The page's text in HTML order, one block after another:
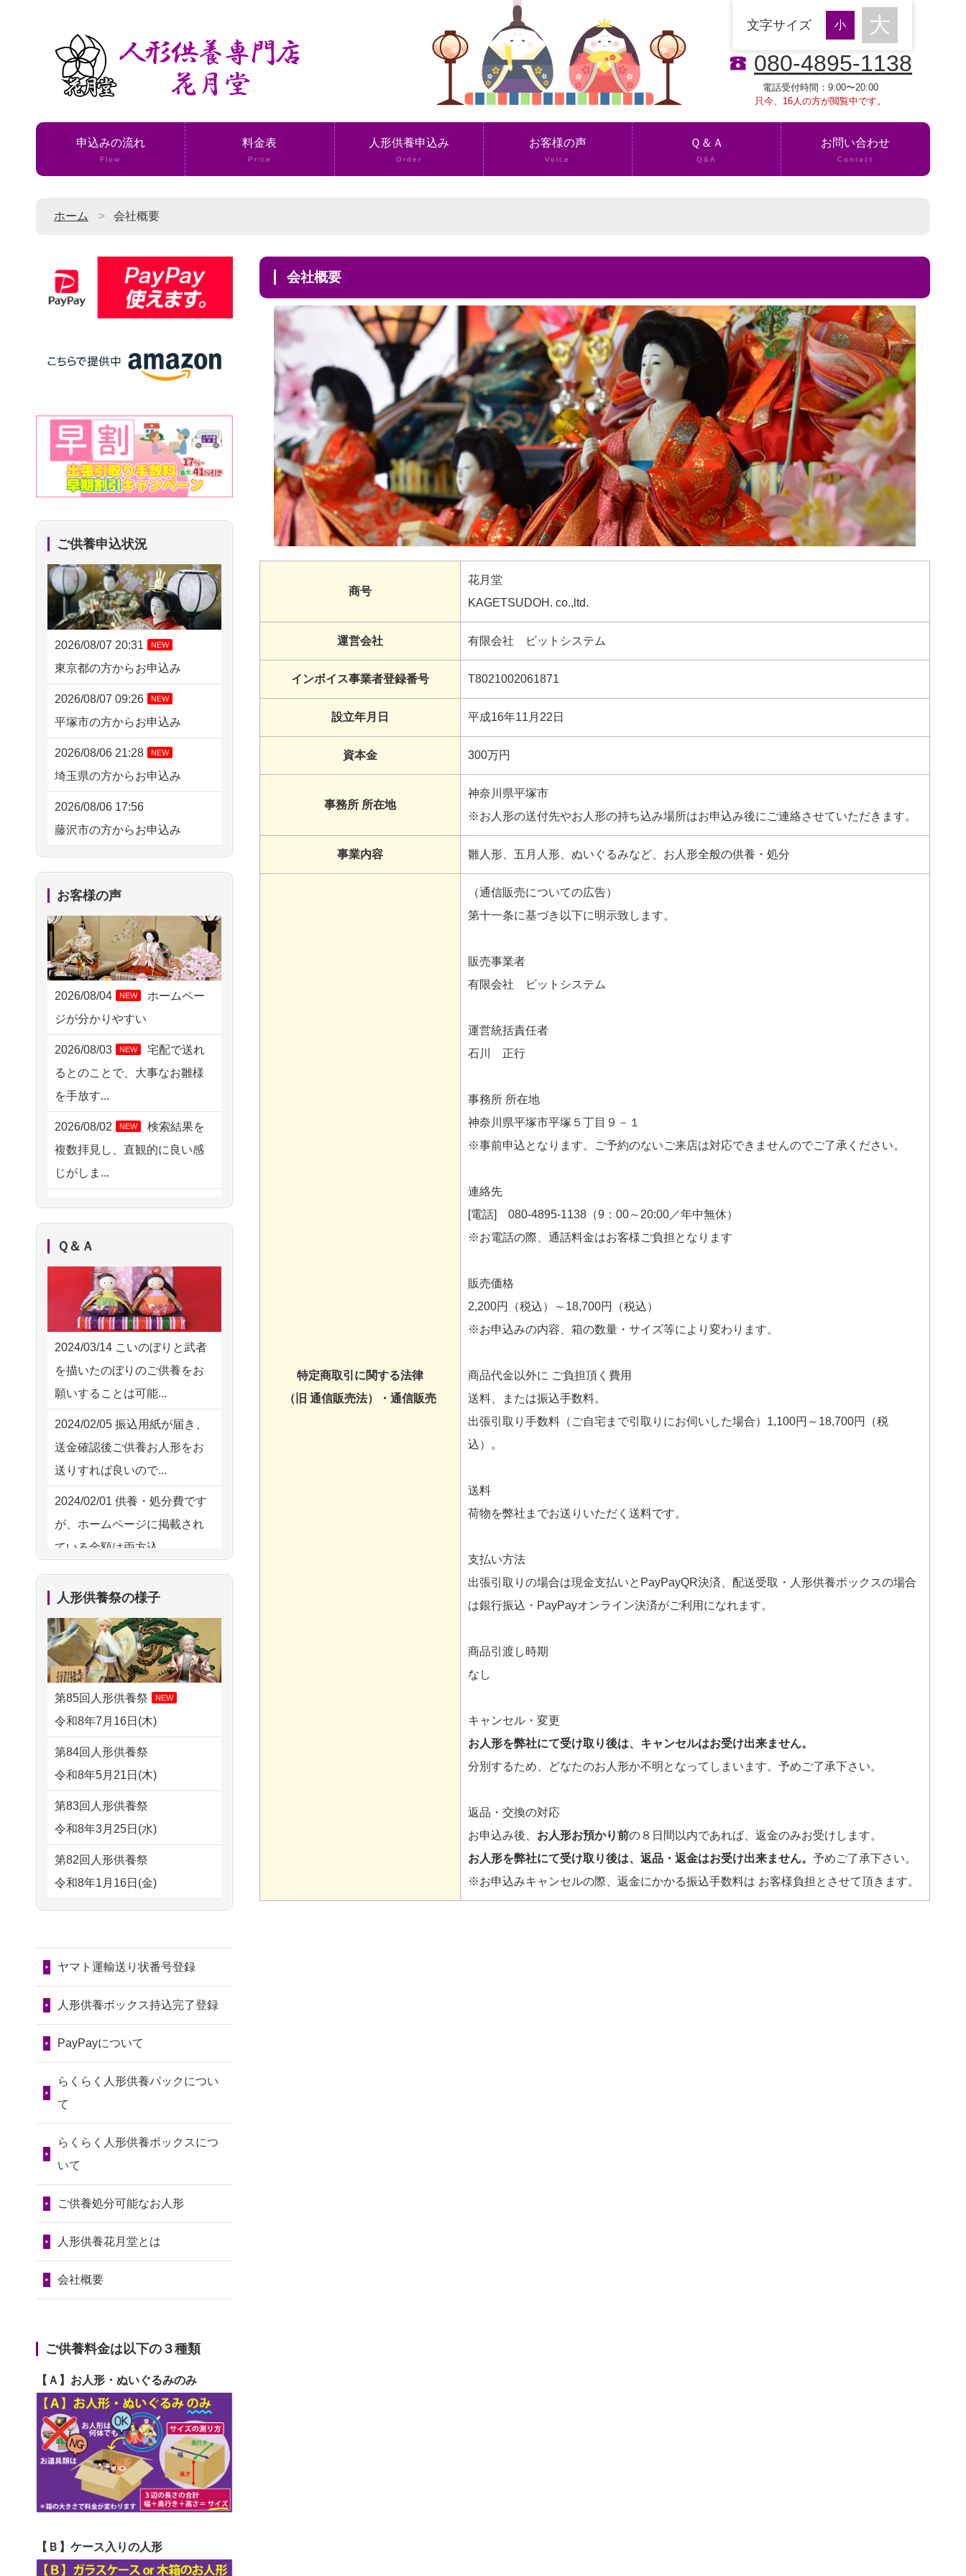
080-4895-1138
電話受付時間：9:00〜20:00
只今、16人の方が閲覧中です。
文字サイズ
申込みの流れ
Flow
料金表
Price
人形供養申込み
Order
お客様の声
Voice
Ｑ＆Ａ
Q&A
お問い合わせ
Contact
ホーム 会社概要
会社概要
商号
花月堂
KAGETSUDOH. co.,ltd.
運営会社 有限会社 ビットシステム
インボイス事業者登録番号 T8021002061871
設立年月日 平成16年11月22日
資本金 300万円
事務所 所在地
神奈川県平塚市
※お人形の送付先やお人形の持ち込み場所はお申込み後にご連絡させていただきます。
事業内容 雛人形、五月人形、ぬいぐるみなど、お人形全般の供養・処分
特定商取引に関する法律
（旧 通信販売法）・通信販売
（通信販売についての広告）
第十一条に基づき以下に明示致します。
販売事業者
有限会社 ビットシステム
運営統括責任者
石川 正行
事務所 所在地
神奈川県平塚市平塚５丁目９－１
※事前申込となります。ご予約のないご来店は対応できませんのでご了承ください。
連絡先
[電話] 080-4895-1138（9：00～20:00／年中無休）
※お電話の際、通話料金はお客様ご負担となります
販売価格
2,200円（税込）～18,700円（税込）
※お申込みの内容、箱の数量・サイズ等により変わります。
商品代金以外に ご負担頂く費用
送料、または振込手数料。
出張引取り手数料（ご自宅まで引取りにお伺いした場合）1,100円～18,700円（税
込）。
送料
荷物を弊社までお送りいただく送料です。
支払い方法
出張引取りの場合は現金支払いとPayPayQR決済、配送受取・人形供養ボックスの場合
は銀行振込・PayPayオンライン決済がご利用になれます。
商品引渡し時期
なし
キャンセル・変更
お人形を弊社にて受け取り後は、キャンセルはお受け出来ません。
分別するため、どなたのお人形か不明となってしまいます。予めご了承下さい。
返品・交換の対応
お申込み後、 お人形お預かり前の８日間以内であれば、返金のみお受けします。
お人形を弊社にて受け取り後は、返品・返金はお受け出来ません。 予めご了承下さい。
※お申込みキャンセルの際、返金にかかる振込手数料は お客様負担とさせて頂きます。
ご供養申込状況
2026/08/07 20:31 NEW
東京都の方からお申込み
2026/08/07 09:26 NEW
平塚市の方からお申込み
2026/08/06 21:28 NEW
埼玉県の方からお申込み
2026/08/06 17:56
藤沢市の方からお申込み
2026/08/06 10:06
2026/08/06 09:17
三重県の方からお申込み
2026/08/06 06:48
横浜市の方からお申込み
2026/08/05 15:07
東京都の方からお申込み
2026/08/05 11:33
神奈川の方からお申込み
2026/08/04 17:34
西亀有の方からお申込み
千葉県の方からお申込み
2026/08/04 14:04
2026/08/04 00:38
中野区の方からお申込み
2026/08/03 21:17
愛知県の方からお申込み
2026/08/02 18:47
虎ノ門の方からお申込み
2026/08/02 11:15
千葉県の方からお申込み
2026/08/02 10:39
神奈川の方からお申込み
2026/08/02 09:15
2026/08/02 06:46
相模原の方からお申込み
2026/08/01 19:28
東京都の方からお申込み
2026/08/01 17:10
東京都の方からお申込み
2026/08/01 11:07
さいたの方からお申込み
2026/07/31 17:28
栃木県の方からお申込み
2026/07/31 12:32
東京都の方からお申込み
京都市の方からお申込み
2026/07/30 22:27
2026/07/30 17:02
神奈川の方からお申込み
2026/07/30 08:46
お客様の声
2026/08/04 NEW
ホームペー
ジが分かりやすい
2026/08/03 NEW
宅配で送れ
るとのことで、大事なお雛様
を手放す...
2026/08/02 NEW
検索結果を
複数拝見し、直観的に良い感
じがしま...
ハードルが高そうに思えるの
ですが、...
2026/08/02 NEW
祖母の人形
供養の際も利用させていただ
き安心感がある
お人形の仕
分けなども丁寧に行う様子か
ら、大切...
供養の内容（料金
や送り方等）がとても丁寧に
説...
つい先日も利用さ
せていただきました。 手続...
人形をきちんと供養してくだ
2026/07/15 子供の頃から可愛
がってきた七段飾りの雛人形
2026/07/15 お客様の声を読
が...
達を、ちゃんと供養したく、
2026/07/10家から近かったの
で。
2026/07/08誰も住んでいない
実家の片付けを始めました。
...
2026/07/06 9年間自由が丘店を
見守ってくれてありがとう。
2026/07/05
しっかりとお人形
2026/06/30 長年大事にしてき
た雛人形です、供養していた
2026/06/29
一緒にお雛様を出しました。
お...
2026/06/28きちんと供養して
いただけると思ったので、お
ぐるみを供養いただいたこと
が...
Ｑ＆Ａ
2024/03/14 こいのぼりと武者
を描いたのぼりのご供養をお
願いすることは可能...
2024/02/05 振込用紙が届き、
送金確認後ご供養お人形をお
送りすれば良いので...
2024/02/01 供養・処分費です
が、ホームページに掲載され
ている金額は両方込...
2024/01/27実家にある七段飾
りの雛人形を処分したいので
すが 母親が高齢...
2024/01/13剥製の供養・処分
をお願いできますか？
が？
供養・処分したいのですが、
お雛様とお内裏様だ...
2024/01/13供養申込みの後、
供養祭までお人形はどうなっ
てるのですか？
が、きちんと供養してもらえ
るのですか？
お願いできますか？
2024/01/13供養後の通知はも
らえますか？
人形以外はどうしてるのです
か？
人形はどうなるのでしょう
か？
しても良いですか？
人形供養祭の様子
第85回人形供養祭 NEW
令和8年7月16日(木)
第84回人形供養祭
令和8年5月21日(木)
第83回人形供養祭
令和8年3月25日(水)
第82回人形供養祭
令和8年1月16日(金)
第81回人形供養祭
第80回人形供養祭
第79回人形供養祭
令和7年8月2日(土)
第78回人形供養祭
令和7年6月20日(金)
第76回人形供養祭
令和7年2月28日(金)
第75回人形供養祭
令和7年1月17日(金)
第73回人形供養祭
第72回人形供養祭
令和6年9月9日(月)
第71回人形供養祭
令和6年8月1日(木)
第70回人形供養祭
第69回人形供養祭
ヤマト運輸送り状番号登録
人形供養ボックス持込完了登録
PayPayについて
らくらく人形供養パックについ
て
らくらく人形供養ボックスにつ
いて
ご供養処分可能なお人形
人形供養花月堂とは
会社概要
ご供養料金は以下の３種類
【Ａ】お人形・ぬいぐるみのみ
【Ｂ】ケース入りの人形